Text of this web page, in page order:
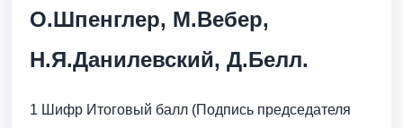
О.Шпенглер, М.Вебер,
Н.Я.Данилевский, Д.Белл.
1 Шифр Итоговый балл (Подпись председателя